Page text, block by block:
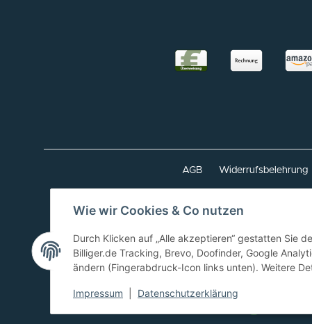
Wie wir Cookies & Co nutzen
Durch Klicken auf „Alle akzeptieren“ gestatten Sie
Billiger.de Tracking, Brevo, Doofinder, Google
ändern (Fingerabdruck-Icon links unten). Weitere
Impressum Datenschutzerklärung
AGB Widerrufsbelehrung
Google Analytics
Für Lieferungen nach Österreich 20%